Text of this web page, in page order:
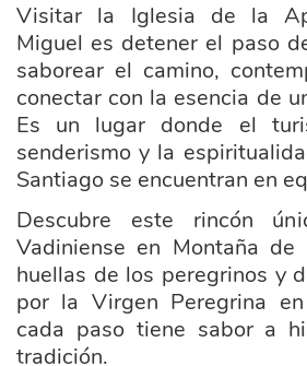
Visitar la Iglesia de la
Miguel es detener el paso
saborear el camino,
conectar con la esencia de
Es un lugar donde el
senderismo y la
Santiago se encuentran en
Descubre este rincón
Vadiniense en Montaña de
huellas de los peregrinos y
por la Virgen Peregrina
cada paso tiene sabor a
tradición.